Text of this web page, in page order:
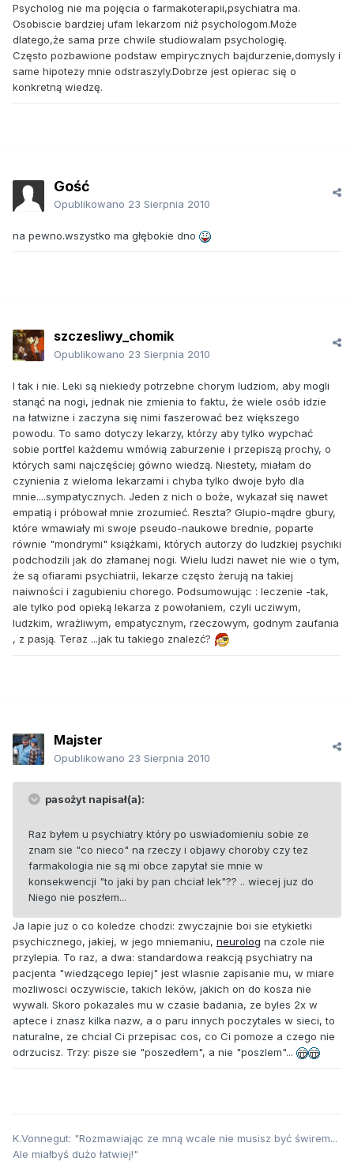
Psycholog nie ma pojęcia o farmakoterapii,psychiatra ma.
Osobiscie bardziej ufam lekarzom niż psychologom.Może
dlatego,że sama prze chwile studiowalam psychologię.
Często pozbawione podstaw empirycznych bajdurzenie,domysly i
same hipotezy mnie odstraszyly.Dobrze jest opierac się o
konkretną wiedzę.
Gość
Opublikowano 23 Sierpnia 2010
na pewno.wszystko ma głębokie dno
szczesliwy_chomik
Opublikowano 23 Sierpnia 2010
I tak i nie. Leki są niekiedy potrzebne chorym ludziom, aby mogli
stanąć na nogi, jednak nie zmienia to faktu, że wiele osób idzie
na łatwizne i zaczyna się nimi faszerować bez większego
powodu. To samo dotyczy lekarzy, którzy aby tylko wypchać
sobie portfel każdemu wmówią zaburzenie i przepiszą prochy, o
których sami najczęściej gówno wiedzą. Niestety, miałam do
czynienia z wieloma lekarzami i chyba tylko dwoje było dla
mnie....sympatycznych. Jeden z nich o boże, wykazał się nawet
empatią i próbował mnie zrozumieć. Reszta? Glupio-mądre gbury,
które wmawiały mi swoje pseudo-naukowe brednie, poparte
równie "mondrymi" książkami, których autorzy do ludzkiej psychiki
podchodzili jak do złamanej nogi. Wielu ludzi nawet nie wie o tym,
że są ofiarami psychiatrii, lekarze często żerują na takiej
naiwności i zagubieniu chorego. Podsumowując : leczenie -tak,
ale tylko pod opieką lekarza z powołaniem, czyli ucziwym,
ludzkim, wrażliwym, empatycznym, rzeczowym, godnym zaufania
, z pasją. Teraz ...jak tu takiego znalezć?
Majster
Opublikowano 23 Sierpnia 2010
pasożyt napisał(a):
Raz byłem u psychiatry który po uswiadomieniu sobie ze
znam sie "co nieco" na rzeczy i objawy choroby czy tez
farmakologia nie są mi obce zapytał sie mnie w
konsekwencji "to jaki by pan chciał lek"?? .. wiecej juz do
Niego nie poszłem...
Ja lapie juz o co koledze chodzi: zwyczajnie boi sie etykietki
psychicznego, jakiej, w jego mniemaniu, neurolog na czole nie
przylepia. To raz, a dwa: standardowa reakcją psychiatry na
pacjenta "wiedzącego lepiej" jest wlasnie zapisanie mu, w miare
mozliwosci oczywiscie, takich leków, jakich on do kosza nie
wywali. Skoro pokazales mu w czasie badania, ze byles 2x w
aptece i znasz kilka nazw, a o paru innych poczytales w sieci, to
naturalne, ze chcial Ci przepisac cos, co Ci pomoze a czego nie
odrzucisz. Trzy: pisze sie "poszedłem", a nie "poszlem"...
K.Vonnegut: "Rozmawiając ze mną wcale nie musisz być świrem...
Ale miałbyś dużo łatwiej!"